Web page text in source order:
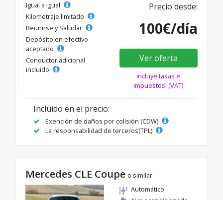
Igual a igual
Kilometraje limitado
Reunirse y Saludar
Depósito en efectivo
aceptado
Conductor adicional
incluido
Precio desde:
100€/día
Ver oferta
Incluye tasas e
impuestos. (VAT)
Incluido en el precio:
Exención de daños por colisión (CDW)
La responsabilidad de terceros(TPL)
Mercedes CLE Coupe o similar
Automático